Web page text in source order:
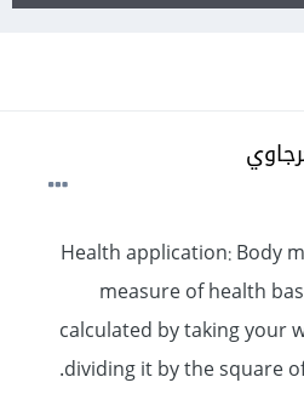
(1) Health application: Body
measure of health
calculated by taking your
dividing it by the square